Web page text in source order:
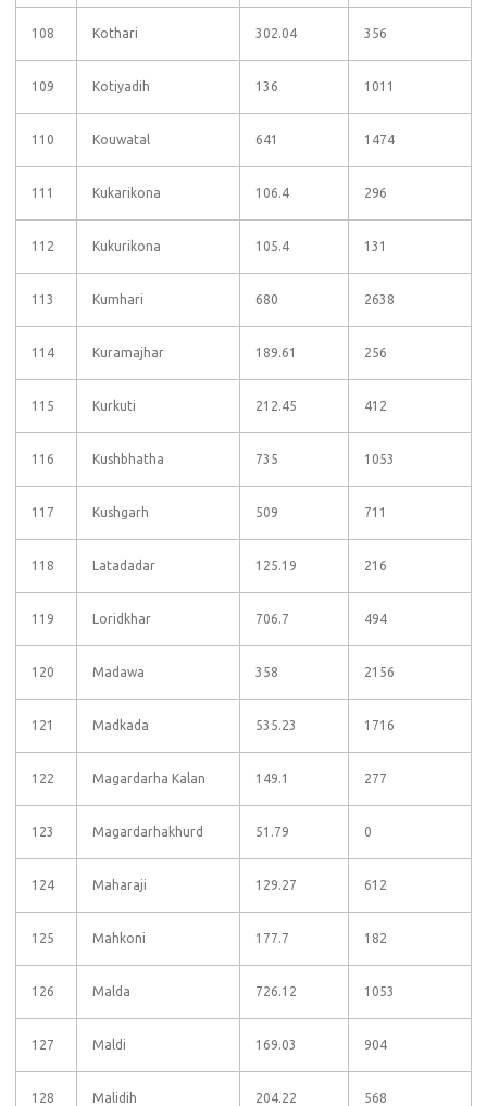
108 Kothari 302.04 356
109 Kotiyadih 136 1011
110 Kouwatal 641 1474
111 Kukarikona 106.4 296
112 Kukurikona 105.4 131
113 Kumhari 680 2638
114 Kuramajhar 189.61 256
115 Kurkuti 212.45 412
116 Kushbhatha 735 1053
117 Kushgarh 509 711
118 Latadadar 125.19 216
119 Loridkhar 706.7 494
120 Madawa 358 2156
121 Madkada 535.23 1716
122 Magardarha Kalan 149.1 277
123 Magardarhakhurd 51.79 0
124 Maharaji 129.27 612
125 Mahkoni 177.7 182
126 Malda 726.12 1053
127 Maldi 169.03 904
128 Malidih 204.22 568